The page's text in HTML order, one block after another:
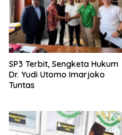
SP3 Terbit, Sengketa Hukum
Dr. Yudi Utomo Imarjoko
Tuntas